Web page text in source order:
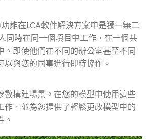
能在LCA軟件解決方案中是獨一無二
同時在同一個項目中工作，在一個共
。即使他們在不同的辦公室甚至不同
以與您的同事進行即時協作。
數構建場景。在您的模型中使用這些
作，並為您提供了輕鬆更改模型中的
。